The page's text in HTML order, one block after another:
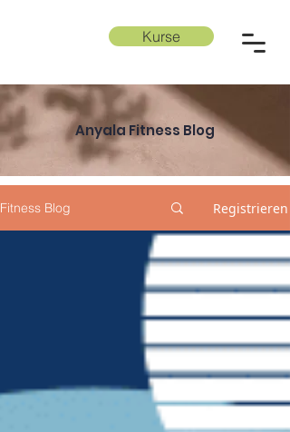
Kurse
Anyala Fitness Blog
Fitness Blog Registrieren